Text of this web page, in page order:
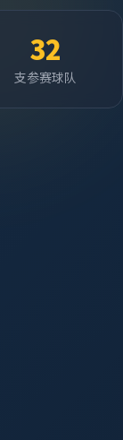
32
支参赛球队